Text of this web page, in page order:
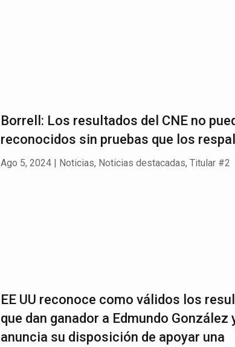
Borrell: Los resultados del CNE no
reconocidos sin pruebas que los
Ago 5, 2024| Noticias, Noticias destacadas, Titular #2
EE UU reconoce como válidos los
que dan ganador a Edmundo González
anuncia su disposición de apoyar una